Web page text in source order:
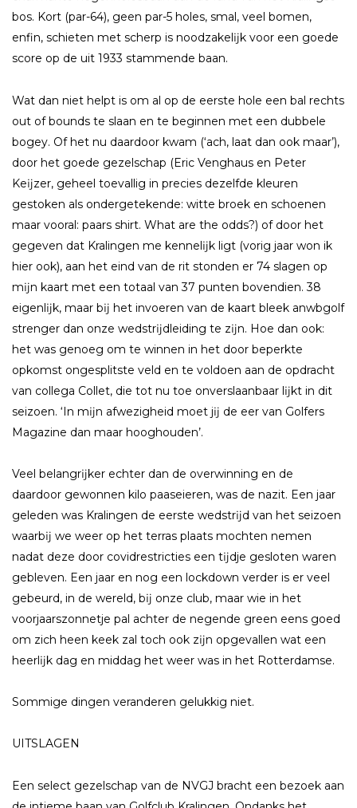
bos. Kort (par-64), geen par-5 holes, smal, veel bomen,
enfin, schieten met scherp is noodzakelĳk voor een goede
score op de uit 1933 stammende baan.
Wat dan niet helpt is om al op de eerste hole een bal rechts
out of bounds te slaan en te beginnen met een dubbele
bogey. Of het nu daardoor kwam (‘ach, laat dan ook maar’),
door het goede gezelschap (Eric Venghaus en Peter
Keĳzer, geheel toevallig in precies dezelfde kleuren
gestoken als ondergetekende: witte broek en schoenen
maar vooral: paars shirt. What are the odds?) of door het
gegeven dat Kralingen me kennelĳk ligt (vorig jaar won ik
hier ook), aan het eind van de rit stonden er 74 slagen op
mĳn kaart met een totaal van 37 punten bovendien. 38
eigenlĳk, maar bĳ het invoeren van de kaart bleek anwbgolf
strenger dan onze wedstrĳdleiding te zĳn. Hoe dan ook:
het was genoeg om te winnen in het door beperkte
opkomst ongesplitste veld en te voldoen aan de opdracht
van collega Collet, die tot nu toe onverslaanbaar lĳkt in dit
seizoen. ‘In mĳn afwezigheid moet jĳ de eer van Golfers
Magazine dan maar hooghouden’.
Veel belangrĳker echter dan de overwinning en de
daardoor gewonnen kilo paaseieren, was de nazit. Een jaar
geleden was Kralingen de eerste wedstrĳd van het seizoen
waarbĳ we weer op het terras plaats mochten nemen
nadat deze door covidrestricties een tĳdje gesloten waren
gebleven. Een jaar en nog een lockdown verder is er veel
gebeurd, in de wereld, bĳ onze club, maar wie in het
voorjaarszonnetje pal achter de negende green eens goed
om zich heen keek zal toch ook zĳn opgevallen wat een
heerlĳk dag en middag het weer was in het Rotterdamse.
Sommige dingen veranderen gelukkig niet.
UITSLAGEN
Een select gezelschap van de NVGJ bracht een bezoek aan